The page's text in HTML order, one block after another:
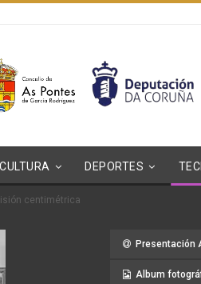
CULTURA DEPORTES
centimétrica
Presentación
Album